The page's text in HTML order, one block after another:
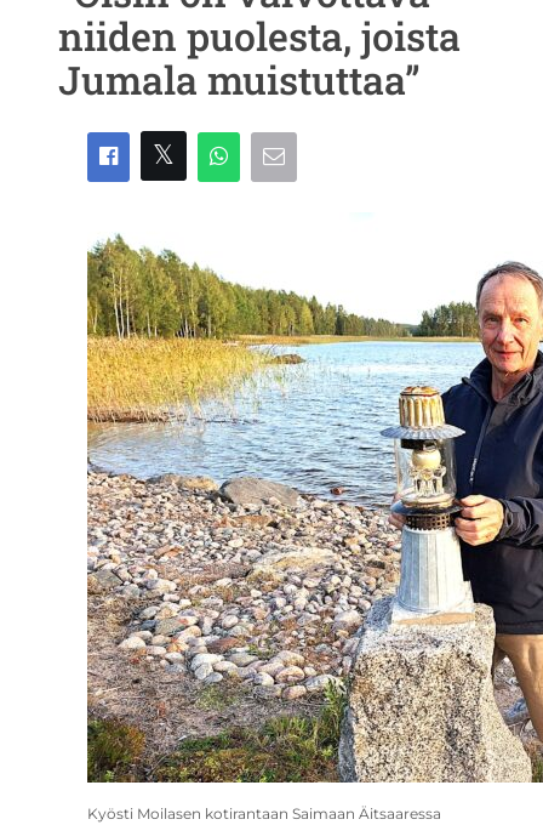
niiden puolesta, joista
Jumala muistuttaa”
Kyösti Moilasen kotirantaan Saimaan Äitsaaressa